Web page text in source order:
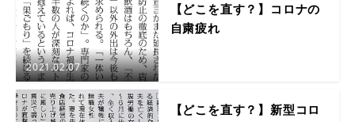
2021.02.07
【どこを直す？】コロナの
自粛疲れ
【どこを直す？】新型コロ